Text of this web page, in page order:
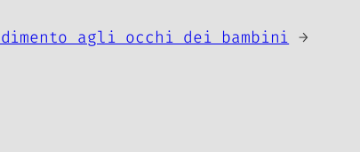
agli occhi dei bambini →